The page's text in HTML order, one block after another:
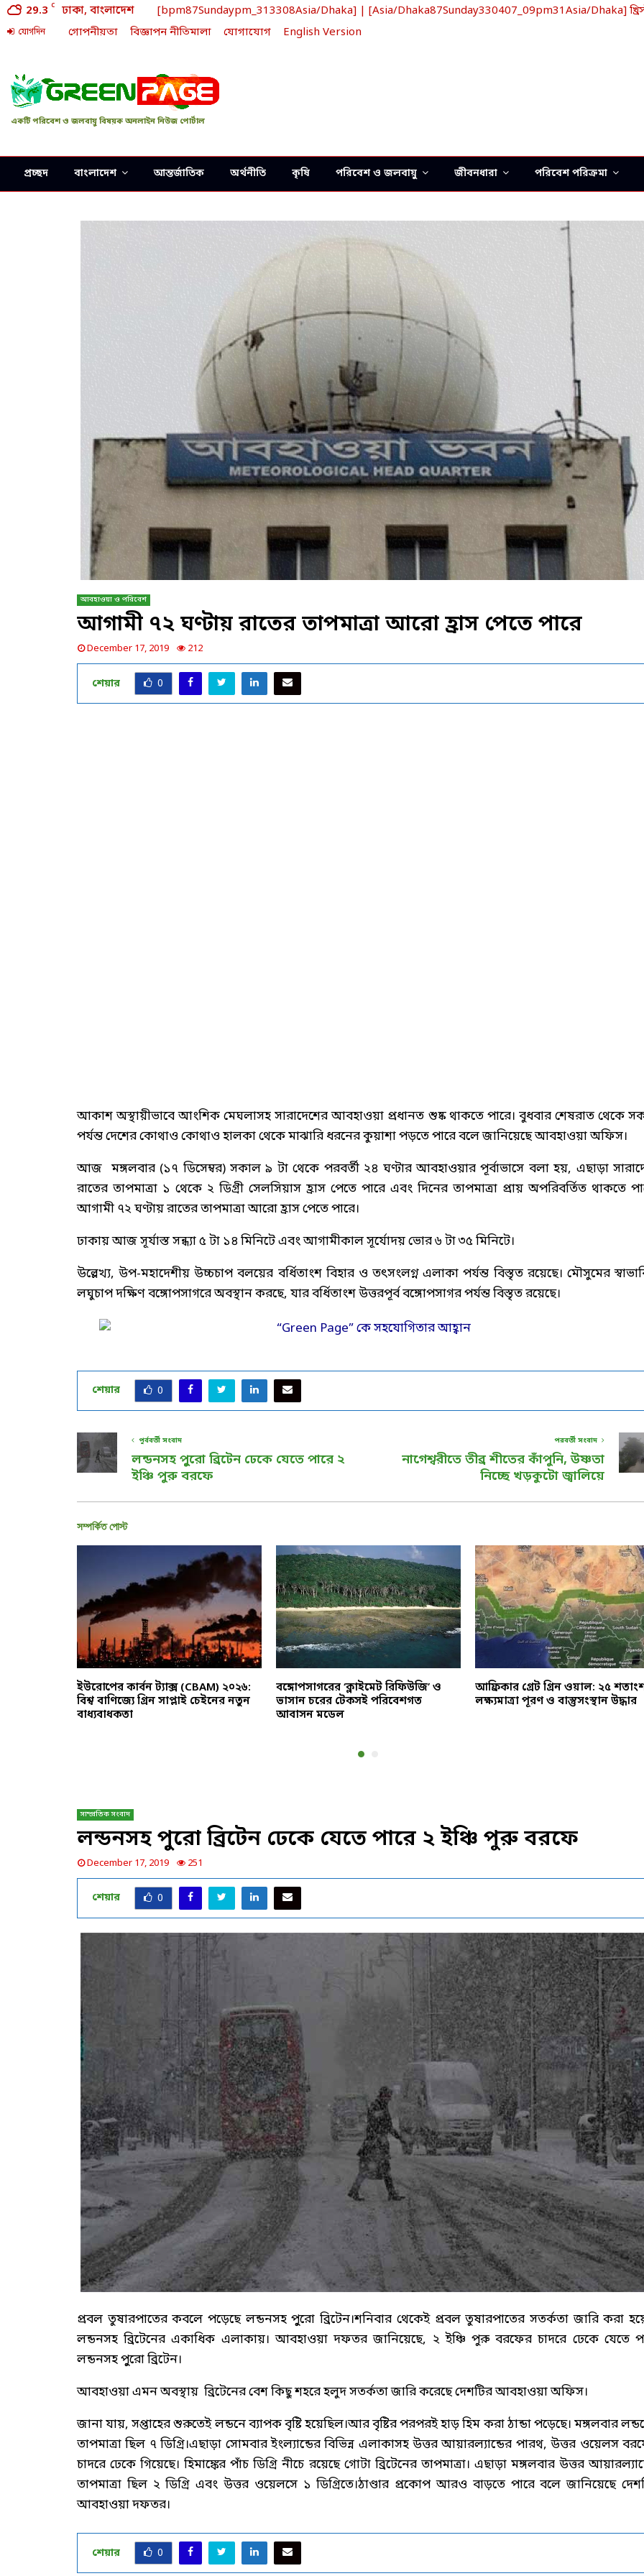
29.3 C ঢাকা, বাংলাদেশ [bpm87Sundaypm_313308Asia/Dhaka] | [Asia/Dhaka87Sunday330407_09pm31Asia/Dhaka]
যোগদিন গোপনীয়তা বিজ্ঞাপন নীতিমালা যোগাযোগ English Version
একটি পরিবেশ ও জলবায়ু বিষয়ক অনলাইন নিউজ পোর্টাল
প্রচ্ছদ বাংলাদেশ আন্তর্জাতিক অর্থনীতি কৃষি পরিবেশ ও জলবায়ু জীবনধারা পরিবেশ পরিক্রমা
আবহাওয়া ও পরিবেশ
আগামী ৭২ ঘণ্টায় রাতের তাপমাত্রা আরো হ্রাস পেতে পারে
December 17, 2019 212
শেয়ার 0
আকাশ অস্থায়ীভাবে আংশিক মেঘলাসহ সারাদেশের আবহাওয়া প্রধানত শুষ্ক থাকতে পারে। বুধবার শেষরাত থেকে
পর্যন্ত দেশের কোথাও কোথাও হালকা থেকে মাঝারি ধরনের কুয়াশা পড়তে পারে বলে জানিয়েছে আবহাওয়া অফিস।
আজ মঙ্গলবার (১৭ ডিসেম্বর) সকাল ৯ টা থেকে পরবর্তী ২৪ ঘণ্টার আবহাওয়ার পূর্বাভাসে বলা হয়, এছাড়া
রাতের তাপমাত্রা ১ থেকে ২ ডিগ্রী সেলসিয়াস হ্রাস পেতে পারে এবং দিনের তাপমাত্রা প্রায় অপরিবর্তিত থাকতে
আগামী ৭২ ঘণ্টায় রাতের তাপমাত্রা আরো হ্রাস পেতে পারে।
ঢাকায় আজ সূর্যাস্ত সন্ধ্যা ৫ টা ১৪ মিনিটে এবং আগামীকাল সূর্যোদয় ভোর ৬ টা ৩৫ মিনিটে।
উল্লেখ্য, উপ-মহাদেশীয় উচ্চচাপ বলয়ের বর্ধিতাংশ বিহার ও তৎসংলগ্ন এলাকা পর্যন্ত বিস্তৃত রয়েছে। মৌসুমের
লঘুচাপ দক্ষিণ বঙ্গোপসাগরে অবস্থান করছে, যার বর্ধিতাংশ উত্তরপূর্ব বঙ্গোপসাগর পর্যন্ত বিস্তৃত রয়েছে।
শেয়ার 0
পূর্ববর্তী সংবাদ
লন্ডনসহ পুুরো ব্রিটেন ঢেকে যেতে পারে ২
ইঞ্চি পুরু বরফে
পরবর্তী সংবাদ
নাগেশ্বরীতে তীব্র শীতের কাঁপুনি, উষ্ণতা
নিচ্ছে খড়কুটো জ্বালিয়ে
সম্পর্কিত পোস্ট
ইউরোপের কার্বন ট্যাক্স (CBAM) ২০২৬:
বিশ্ব বাণিজ্যে গ্রিন সাপ্লাই চেইনের নতুন
বাধ্যবাধকতা
বঙ্গোপসাগরের ‘ক্লাইমেট রিফিউজি’ ও
ভাসান চরের টেকসই পরিবেশগত
আবাসন মডেল
আফ্রিকার গ্রেট গ্রিন ওয়াল: ২৫
লক্ষ্যমাত্রা পূরণ ও বাস্তুসংস্থান উদ্ধার
সাম্প্রতিক সংবাদ
লন্ডনসহ পুুরো ব্রিটেন ঢেকে যেতে পারে ২ ইঞ্চি পুরু বরফে
December 17, 2019 251
শেয়ার 0
প্রবল তুষারপাতের কবলে পড়েছে লন্ডনসহ পুুরো ব্রিটেন।শনিবার থেকেই প্রবল তুষারপাতের সতর্কতা জারি করা
লন্ডনসহ ব্রিটেনের একাধিক এলাকায়। আবহাওয়া দফতর জানিয়েছে, ২ ইঞ্চি পুরু বরফের চাদরে ঢেকে যেতে
লন্ডনসহ পুুরো ব্রিটেন।
আবহাওয়া এমন অবস্থায় ব্রিটেনের বেশ কিছু শহরে হলুদ সতর্কতা জারি করেছে দেশটির আবহাওয়া অফিস।
জানা যায়, সপ্তাহের শুরুতেই লন্ডনে ব্যাপক বৃষ্টি হয়েছিল।আর বৃষ্টির পরপরই হাড় হিম করা ঠান্ডা পড়েছে। মঙ্গলবার
তাপমাত্রা ছিল ৭ ডিগ্রি।এছাড়া সোমবার ইংল্যান্ডের বিভিন্ন এলাকাসহ উত্তর আয়ারল্যান্ডের পারথ, উত্তর ওয়েলস
চাদরে ঢেকে গিয়েছে। হিমাঙ্কের পাঁচ ডিগ্রি নীচে রয়েছে গোটা ব্রিটেনের তাপমাত্রা। এছাড়া মঙ্গলবার উত্তর
তাপমাত্রা ছিল ২ ডিগ্রি এবং উত্তর ওয়েলসে ১ ডিগ্রিতে।ঠাণ্ডার প্রকোপ আরও বাড়তে পারে বলে জানিয়েছে
আবহাওয়া দফতর।
শেয়ার 0